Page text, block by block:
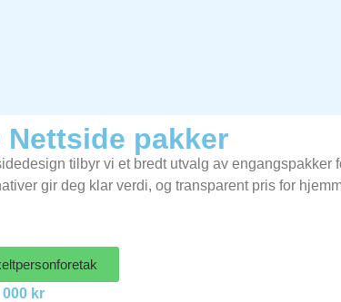
Nettside pakker
tilbyr vi et bredt utvalg av
gir deg klar verdi, og transparent pris for
000 kr